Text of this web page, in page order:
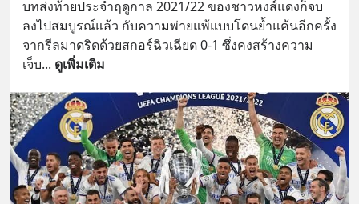
บทส่งท้ายประจำฤดูกาล 2021/22 ของชาวหงส์แดงก็จบ
ลงไปสมบูรณ์แล้ว กับความพ่ายแพ้แบบโดนย้ำแค้นอีกครั้ง
จากรีลมาดริดด้วยสกอร์ฉิวเฉียด 0-1 ซึ่งคงสร้างความ
เจ็บ... ดูเพิ่มเติม